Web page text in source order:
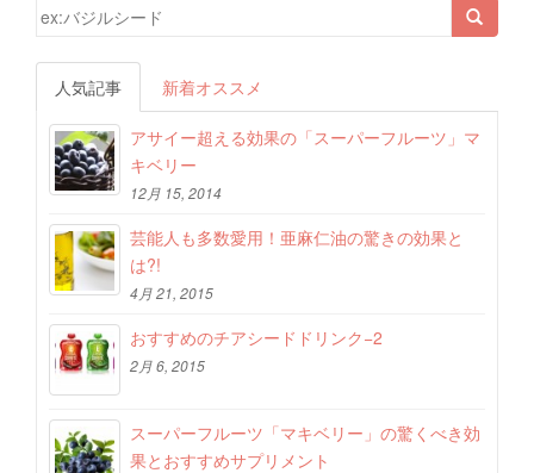
検索結果:
人気記事 新着オススメ
アサイー超える効果の「スーパーフルーツ」マ
キベリー
12月 15, 2014
芸能人も多数愛用！亜麻仁油の驚きの効果と
は?!
4月 21, 2015
おすすめのチアシードドリンク−2
2月 6, 2015
スーパーフルーツ「マキベリー」の驚くべき効
果とおすすめサプリメント